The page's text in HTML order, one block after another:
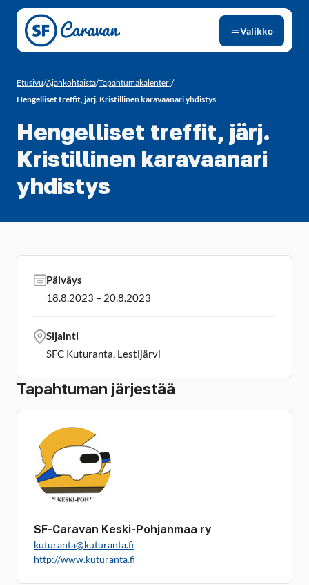
Siirry sivun sisältöön
Valikko
Etusivu/Ajankohtaista/Tapahtumakalenteri/
Hengelliset treffit, järj. Kristillinen karavaanari yhdistys
Hengelliset treffit, järj.
Kristillinen karavaanari
yhdistys
Tapahtuman järjestää
SF-Caravan Keski-Pohjanmaa ry
kuturanta@kuturanta.fi
http://www.kuturanta.fi
Päiväys
18.8.2023 – 20.8.2023
Sijainti
SFC Kuturanta, Lestijärvi